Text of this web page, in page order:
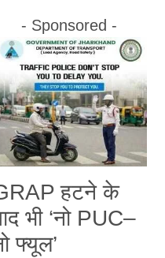
- Sponsored -
हटने के
भी ‘नो PUC–
फ्यूल’